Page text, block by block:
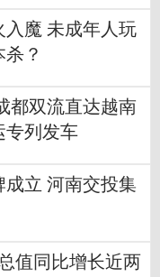
魔 未成年人玩
？
都双流直达越南
专列发车
立 河南交投集
值同比增长近两